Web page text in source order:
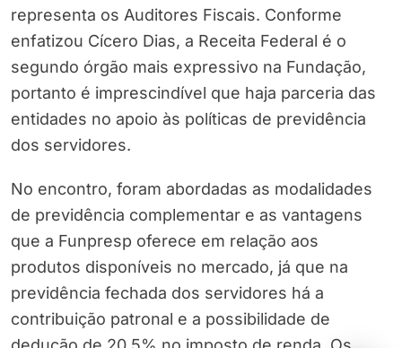
representa os Auditores Fiscais. Conforme
enfatizou Cícero Dias, a Receita Federal é o
segundo órgão mais expressivo na Fundação,
portanto é imprescindível que haja parceria das
entidades no apoio às políticas de previdência
dos servidores.
No encontro, foram abordadas as modalidades
de previdência complementar e as vantagens
que a Funpresp oferece em relação aos
produtos disponíveis no mercado, já que na
previdência fechada dos servidores há a
contribuição patronal e a possibilidade de